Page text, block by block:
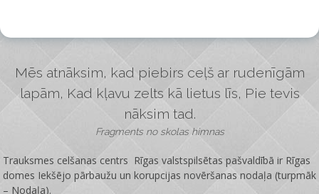
Mēs atnāksim, kad piebirs ceļš ar rudenīgām
lapām, Kad kļavu zelts kā lietus līs, Pie tevis
nāksim tad.
Fragments no skolas himnas
Trauksmes celšanas centrs Rīgas valstspilsētas pašvaldībā ir Rīgas
domes Iekšējo pārbaužu un korupcijas novēršanas nodaļa (turpmāk
– Nodaļa).